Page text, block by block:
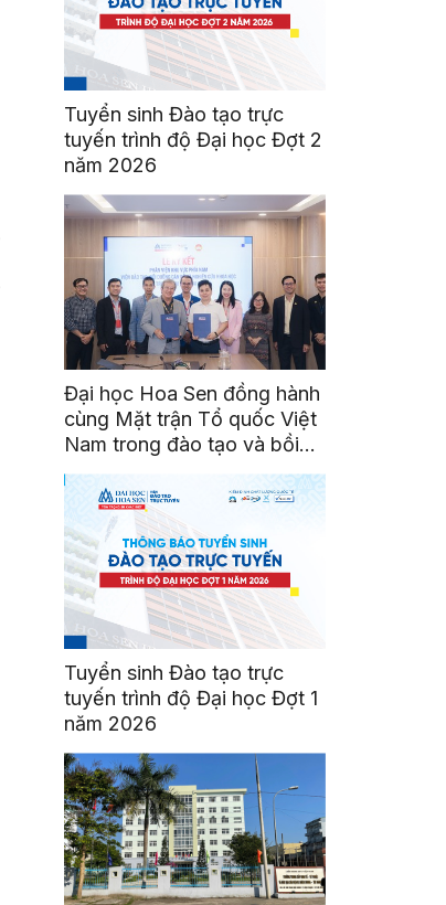
Tuyển sinh Đào tạo trực
tuyến trình độ Đại học Đợt 2
năm 2026
Đại học Hoa Sen đồng hành
cùng Mặt trận Tổ quốc Việt
Nam trong đào tạo và bồi
dưỡng cán bộ
Tuyển sinh Đào tạo trực
tuyến trình độ Đại học Đợt 1
năm 2026